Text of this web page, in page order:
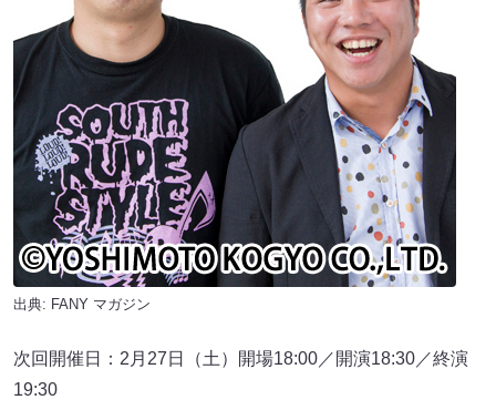
出典: FANY マガジン
次回開催日：2月27日（土）開場18:00／開演18:30／終演
19:30